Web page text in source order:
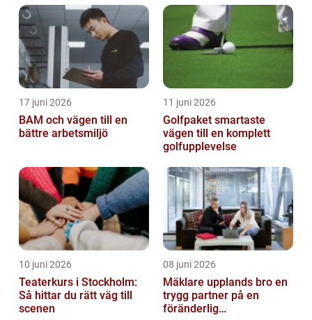
17 juni 2026
BAM och vägen till en
bättre arbetsmiljö
11 juni 2026
Golfpaket smartaste
vägen till en komplett
golfupplevelse
10 juni 2026
Teaterkurs i Stockholm:
Så hittar du rätt väg till
scenen
08 juni 2026
Mäklare upplands bro en
trygg partner på en
föränderlig